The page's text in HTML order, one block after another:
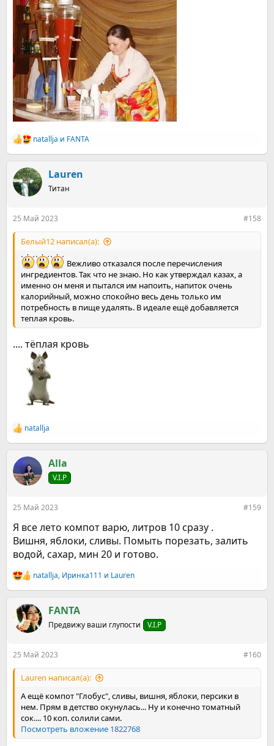
Р
е
к
ц
и
natallja и FANTA
Lauren
Титан
25 Май 2023 #158
Белый12 написал(а):
Вежливо отказался после перечисления
ингредиентов. Так что не знаю. Но как утверждал казах, а
именно он меня и пытался им напоить, напиток очень
калорийный, можно спокойно весь день только им
потребность в пище удалять. В идеале ещё добавляется
теплая кровь.
.... тёплая кровь
Р
е
к
ц
и
natallja
Allа
V.I.P
25 Май 2023 #159
Я все лето компот варю, литров 10 сразу .
Вишня, яблоки, сливы. Помыть порезать, залить
водой, сахар, мин 20 и готово.
Р
е
к
ц
и
natallja, Иринка111 и Lauren
FANTA
Предвижу ваши глупости V.I.P
25 Май 2023 #160
Lauren написал(а):
А ещё компот "Глобус", сливы, вишня, яблоки, персики в
нем. Прям в детство окунулась... Ну и конечно томатный
сок.... 10 коп. солили сами.
Посмотреть вложение 1822768